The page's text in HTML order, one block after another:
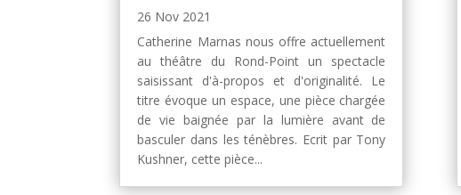
26 Nov 2021
Catherine Marnas nous offre actuellement
au théâtre du Rond-Point un spectacle
saisissant d'à-propos et d'originalité. Le
titre évoque un espace, une pièce chargée
de vie baignée par la lumière avant de
basculer dans les ténèbres. Ecrit par Tony
Kushner, cette pièce...